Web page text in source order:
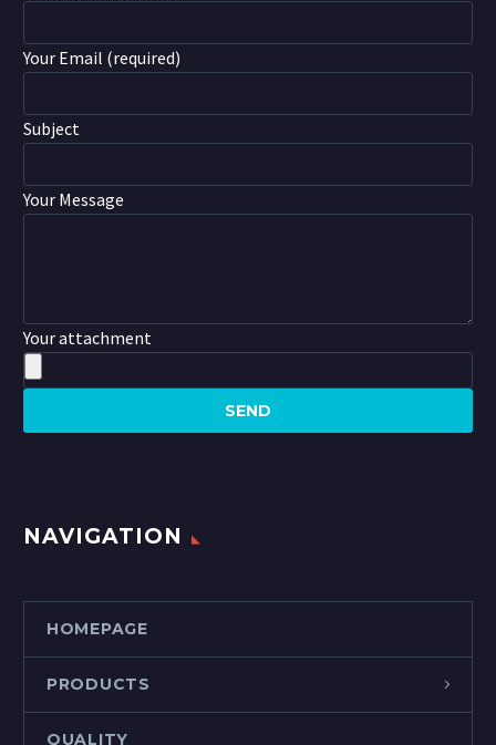
Your Email (required)
Subject
Your Message
Your attachment
NAVIGATION
HOMEPAGE
PRODUCTS
QUALITY